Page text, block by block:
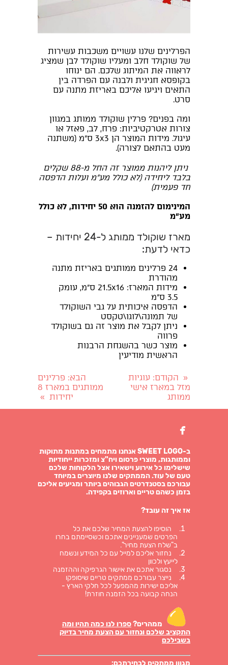
הפרלינים שלנו עשויים משכבות עשירות
של שוקולד חלב ומעליו שוקולד לבן שמציג
לראווה את המיתוג שלכם. הם ינוחו
בקופסא חגיגית ולבנה עם הפרדה בין
התאים ויגיעו אליכם באריזת מתנה עם
סרט.
ומה בפנים? פרלין שוקולד ממותג במגוון
צורות אטרקטיביות: פרח, לב, פאזל או
עיגול. מידות המוצר הן 3x3 ס"מ (משתנה
מעט בהתאם לצורה).
ניתן ליהנות ממוצר זה החל מ-88 שקלים
בלבד ליחידה (לא כולל מע"מ ועלות הדפסה
חד פעמית)
המינימום להזמנה הוא 50 יחידות, לא כולל
מע"מ
מארז שוקולד ממותג ל-24 יחידות –
כדאי לדעת:
24 פרלינים ממותגים באריזת מתנה
מהודרת
מידות המארז: 21.5x16 ס"מ, עומק
3.5 ס"מ
הדפסה איכותית על גבי השוקולד
של תמונה\לוגו\טקסט
ניתן לקבל את מוצר זה גם בשוקולד
פרווה
מוצר כשר בהשגחת הרבנות
הראשית מודיעין
« הקודם: עוגיות
מזל במארז אישי
ממותג
הבא: פרלינים
ממותגים במארז 8
יחידות »

ב-SWEET LOGO אנחנו מתמחים במתנות מתוקות
וממותגות, מוצרי פרסום ויח"צ ומזכרות ייחודיות
שישלימו כל אירוע וישאירו אצל הלקוחות שלכם
טעם של עוד. הממתקים שלנו מיוצרים במיוחד
עבורכם בסטנדרטים הגבוהים ביותר ומגיעים אליכם
בזמן כשהם טריים וארוזים בקפידה.
אז איך זה עובד?
הוסיפו להצעת המחיר שלכם את כל
הפרטים שמעניינים אתכם וכשסיימתם בחרו
ב"שלח הצעת מחיר".
נחזור אליכם למייל עם כל המידע ונשמח
לייעץ ולכוון
נסגור אתכם את אישור הגרפיקה וההזמנה
נייצר עבורכם ממתקים טריים שיסופקו
אליכם ישירות מהמפעל לכל חלקי הארץ -
הנחה קבועה בכל הזמנה חוזרת!
ממהרים?ספרו לנו כמה תהיו ומה
התקציב שלכם ונחזור עם הצעת מחיר בדיוק
בשבילכם
מגוון ממתקים לבחירתכם: